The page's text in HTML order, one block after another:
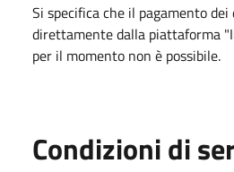
Si specifica che il pagamento
direttamente dalla piattaforma
per il momento non è possibile.
Condizioni di